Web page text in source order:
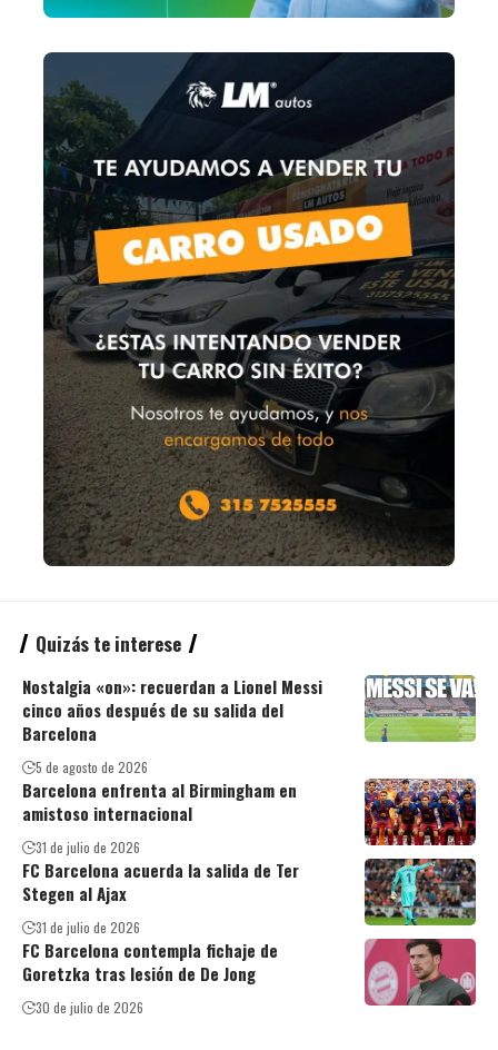
Quizás te interese
Nostalgia «on»: recuerdan a Lionel Messi
cinco años después de su salida del
Barcelona
5 de agosto de 2026
Barcelona enfrenta al Birmingham en
amistoso internacional
31 de julio de 2026
FC Barcelona acuerda la salida de Ter
Stegen al Ajax
31 de julio de 2026
FC Barcelona contempla fichaje de
Goretzka tras lesión de De Jong
30 de julio de 2026